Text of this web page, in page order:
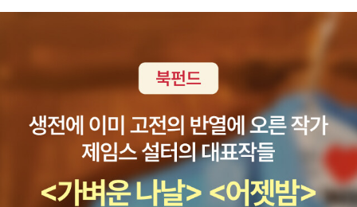
학 정교수 막시밀리안 바그너는 이스탄불대학 대외협력과 마야 두란
의 마중을 받고 튀르키예 땅을 다시 밟는다. 그의 손엔 비싼 독일제 골
동품 바이올린 케이스가 들려 있었다. 저 오랜 세월. 당시 젊은 막스
는 자신의 모든 생을 바쳐 사랑할 여인 나디아가 슈베르트의 <세레나
데>를 듣고 예민하게 반응하는 것을 보고 그를 위하여 소품을 한 곡
작곡하니 <나디아를 위한 세레나데>. 59년이 흐른 2001년 2월 24
일. 그 겨울에 가장 혹독하게 추웠던 날. 흑해 쉴레 해변에 선 바그너
교수는 바이올린을 꺼내 <나디아를 위한 세레나데>를 연주하다가,
중간에 멈추고, 다시 처음부터 연주하다, 또 중간에 멈추기를 계속한
(p. 32)알라 알아스와니 《야쿠비얀 빌딩》1934년 아르메니아인 사
처음에는 외국인과 상류층 사람들이 호화롭게 살아가던 최고급 아파
트였지만, 시대의 변화와 함께 모습도 달라졌다. 1952년 이집트 혁명
이후 외국인과 상류층 사람들이 떠나고, 일부 공간은 사무실이나 병
원, 임대 공간으로 바뀌었다. 그리고 과거 하인들이 머물던 옥상에는
값싼 거처를 찾는 사람들이 들어오면서 또 하나의 서민 사회가 만들
어졌다.처음 만난 인물은 자키 베다. 상류층 명문가 출신이지만 혁명
이후 집안이 몰락하면서, 한때 꿈을 펼치던 엔지니어링 사무실에서
서양 북쪽의 섬나라와 이웃한 프랑스로 넘어갔음에도 세상 무능한 카
를로스 4세의 궁정화가로 이름을 날렸던 고야. 그의 타협하지 않는
삐딱한 세계관과 왕족을 희화화하면서도 능력을 인정받는 시절. 하여
튼 이 책은 대산셰계문학총서 가운데 틀림없이 추천작이다.8. 마거릿
드레블, <찬란한 길> 조선의 혜경궁 홍씨를 모델로 쓴 소설 <붉은
왕세자빈>의 작가 드레블의 삼부작 가운데 첫 번째 작품. 이 책이 다
른 출판사의 세계문학 시리즈로 나왔으면 모두 출판했을 거 같다. 19
79년 12월 31일의 신년 파티가 작품의 시작이니 위에 소개한 작품과
비교하면 제일 현대물이다. 1979년? 마거릿 대처가 집권하고 다음
수 있으면 한 병 그냥 드릴테니 말씀하세요!' 하시는 거다. ㅋㅋㅋㅋㅋ
ㅋㅋㅋㅋㅋㅋㅋㅋㅋ그래서 씐나서 네!! 하고 엄마도 빵터져서 웃으셨
한 병만 다 마셨는데, 잘 먹었습니다, 하고 가려는데 사장님이 '다음에
꼭 한 병 얘기 하세요!' 하시는 거다. 이 동네를 또 오게될지 모르겠지
만, 알겠다고 웃으면서 나왔다. 뭐랄까, 소주 한 잔 아쉬운 거, 아까운
거 알아주시는 사장님.. 소중하다. ♡저 사진 동생들과의 톡방에 보냈
더니 '세상에, 둘이서 이걸 다 먹을거야?' 했고, 나는 올킬한 뒤의 사
진을 보여주었다. 싹 다 비움- 이라고 ㅋㅋㅋㅋㅋㅋㅋㅋㅋㅋㅋㅋㅋ
었다. 큰일이다.그리고 다음날인 일요일(11/5)엔 월드엑스포 부산 개
리 생각해도 월드엑스포랑 이런 콘서트가 무슨 상관인지 모르겠다.
그런 세계적인 행사를 유치하려면 해외에 홍보를 해야 하는데, 이상
하게 요즘 국내 홍보에만 열을 올리니 말이다. 세금은 어디로 가고 있
는걸까... 집에서는 우리 고양이들이 이러고 논다. ㅋㅋㅋ 카프는 레이
가 없었으면 어쩔 뻔 했어 ㅋㅋㅋㅋ이러고 노는데 어떻게 책이 눈에
들어오냐고...ㅋㅋㅋ손수건 사진은 여름 사진인데, 여름에 에어컨 틀
면 추울까봐 손수건으로 이렇게 망토를 만들어주면 귀엽다 ㅋㅋㅋ 냥